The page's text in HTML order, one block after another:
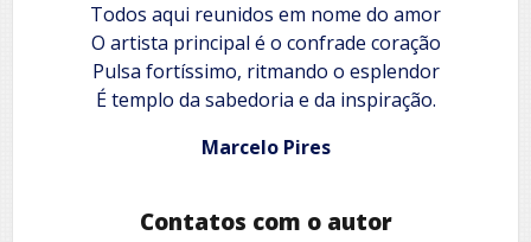
Todos aqui reunidos em nome do amor
O artista principal é o confrade coração
Pulsa fortíssimo, ritmando o esplendor
É templo da sabedoria e da inspiração.
Marcelo Pires
Contatos com o autor